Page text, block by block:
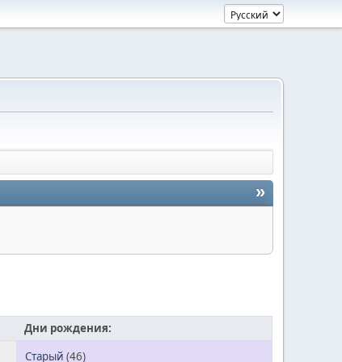
»
Дни рождения:
Старый (46)